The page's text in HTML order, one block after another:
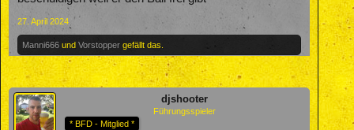
27. April 2024
Manni666 und Vorstopper gefällt das.
djshooter
Führungsspieler
* BFD - Mitglied *